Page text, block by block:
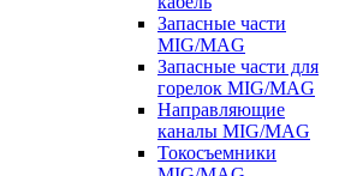
Запасные части
MIG/MAG
Запасные части для
горелок MIG/MAG
Направляющие
каналы MIG/MAG
Токосъемники